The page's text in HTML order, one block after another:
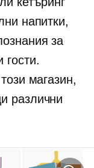
напитки,
за
гости.
магазин,
различни